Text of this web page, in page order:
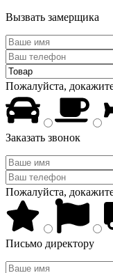
Вызвать замерщика
Пожалуйста,
Заказать звонок
Пожалуйста,
Письмо директору